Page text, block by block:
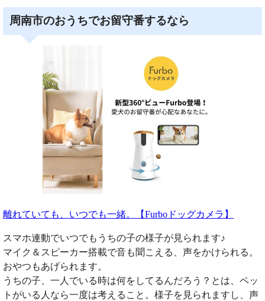
周南市のおうちでお留守番するなら
離れていても、いつでも一緒。【Furboドッグカメラ】
スマホ連動でいつでもうちの子の様子が見られます♪
マイク＆スピーカー搭載で音も聞こえる、声をかけられる。
おやつもあげられます。
うちの子、一人でいる時は何をしてるんだろう？とは、ペッ
トがいる人なら一度は考えること。様子を見られますし、声